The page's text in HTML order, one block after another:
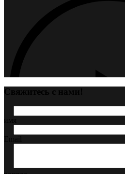
Свяжитесь с нами!
имя
Email